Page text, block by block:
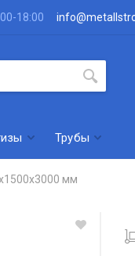
18:00
Трубы
мм